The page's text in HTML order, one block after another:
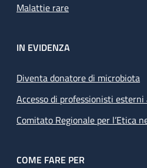
Malattie rare
IN EVIDENZA
Diventa donatore di microbiota
Accesso di professionisti
Comitato Regionale per l’Etica
COME FARE PER